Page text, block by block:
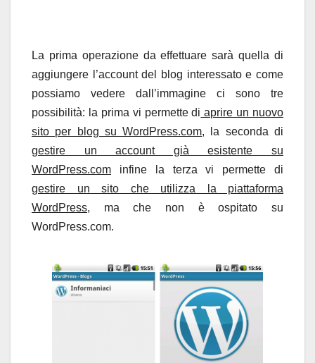
La prima operazione da effettuare sarà quella di
aggiungere l’account del blog interessato e come
possiamo vedere dall’immagine ci sono tre
possibilità: la prima vi permette di aprire un nuovo
sito per blog su WordPress.com, la seconda di
gestire un account già esistente su
WordPress.com infine la terza vi permette di
gestire un sito che utilizza la piattaforma
WordPress, ma che non è ospitato su
WordPress.com.